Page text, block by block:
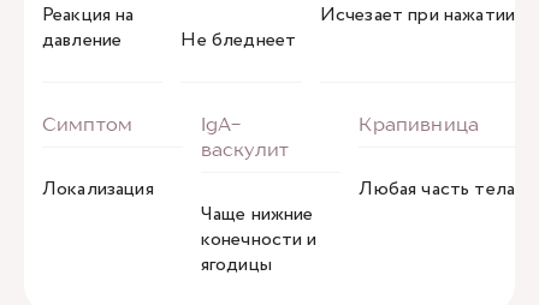
Реакция на
давление
Не бледнеет
Исчезает при нажатии
Локализация
Чаще нижние
конечности и
ягодицы
Любая часть тела